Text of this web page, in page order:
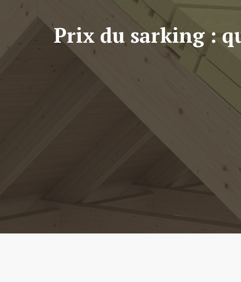
Prix du sarking :